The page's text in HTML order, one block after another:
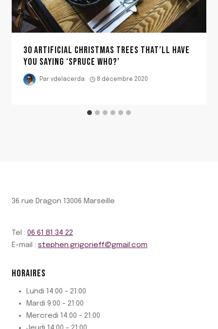
30 ARTIFICIAL CHRISTMAS TREES THAT’LL HAVE
YOU SAYING ‘SPRUCE WHO?’
Par vdelacerda 8 décembre 2020
36 rue Dragon 13006 Marseille
Tel : 06 61 81 34 22
E-mail : stephen.grigorieff@gmail.com
HORAIRES
Lundi 14:00 - 21:00
Mardi 9:00 - 21:00
Mercredi 14:00 - 21:00